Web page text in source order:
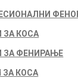
ЗА КОСА
ЗА ФЕНИРАЊЕ
ЗА КОСА